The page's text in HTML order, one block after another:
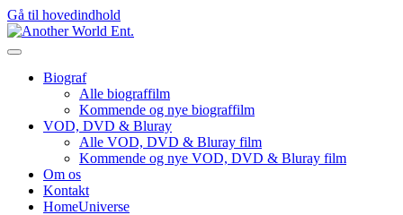
Gå til hovedindhold
Biograf
Alle biograffilm
Kommende og nye biograffilm
VOD, DVD & Bluray
Alle VOD, DVD & Bluray film
Kommende og nye VOD, DVD & Bluray film
Om os
Kontakt
HomeUniverse